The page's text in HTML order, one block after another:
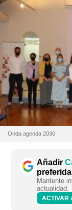
Onda agenda 2030
Añadir
Mantente
actualidad.
ACTIVAR